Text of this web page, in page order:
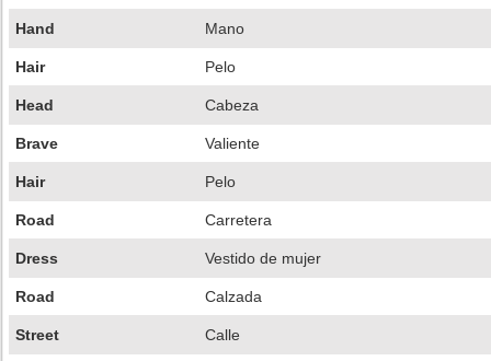
Hand Mano
Hair Pelo
Head Cabeza
Brave Valiente
Hair Pelo
Road Carretera
Dress Vestido de mujer
Road Calzada
Street Calle